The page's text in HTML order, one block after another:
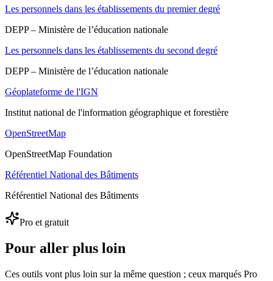
Les personnels dans les établissements du premier degré
DEPP – Ministère de l’éducation nationale
Les personnels dans les établissements du second degré
DEPP – Ministère de l’éducation nationale
Géoplateforme de l'IGN
Institut national de l'information géographique et forestière
OpenStreetMap
OpenStreetMap Foundation
Référentiel National des Bâtiments
Référentiel National des Bâtiments
Pro et gratuit
Pour aller plus loin
Ces outils vont plus loin sur la même question ; ceux marqués Pro